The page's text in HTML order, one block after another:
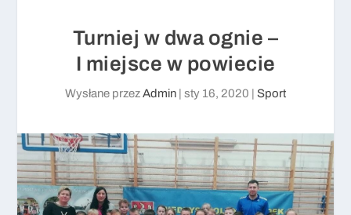
Turniej w dwa ognie –
I miejsce w powiecie
Wysłane przezAdmin sty 16, 2020 Sport